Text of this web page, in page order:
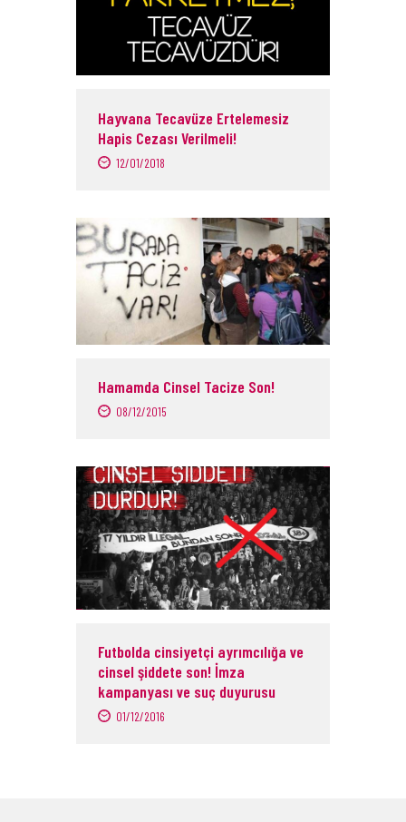
Hayvana Tecavüze Ertelemesiz
Hapis Cezası Verilmeli!
12/01/2018
Hamamda Cinsel Tacize Son!
08/12/2015
Futbolda cinsiyetçi ayrımcılığa ve
cinsel şiddete son! İmza
kampanyası ve suç duyurusu
01/12/2016